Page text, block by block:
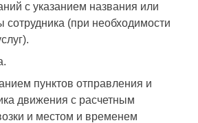
с указанием названия или
(при необходимости
пунктов отправления и
движения с расчетным
и местом и временем